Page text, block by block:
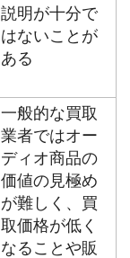
説明が十分で
はないことが
ある
一般的な買取
業者ではオー
ディオ商品の
価値の見極め
が難しく、買
取価格が低く
なることや販